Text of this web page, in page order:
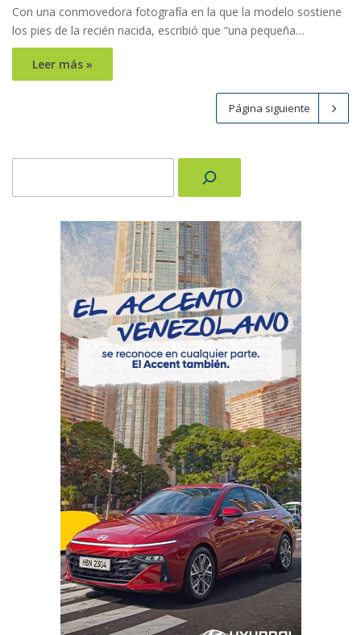
Con una conmovedora fotografía en la que la modelo sostiene
los pies de la recién nacida, escribió que “una pequeña…
Leer más »
Página siguiente